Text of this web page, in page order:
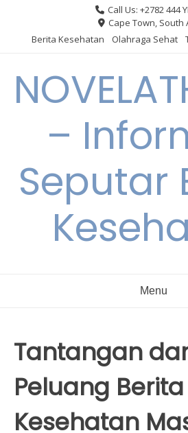
content
Call Us: +2782 444
Cape Town, South
Berita Kesehatan
Olahraga Sehat
–
Seputar
Menu
Tantangan
Peluang Berita
Kesehatan